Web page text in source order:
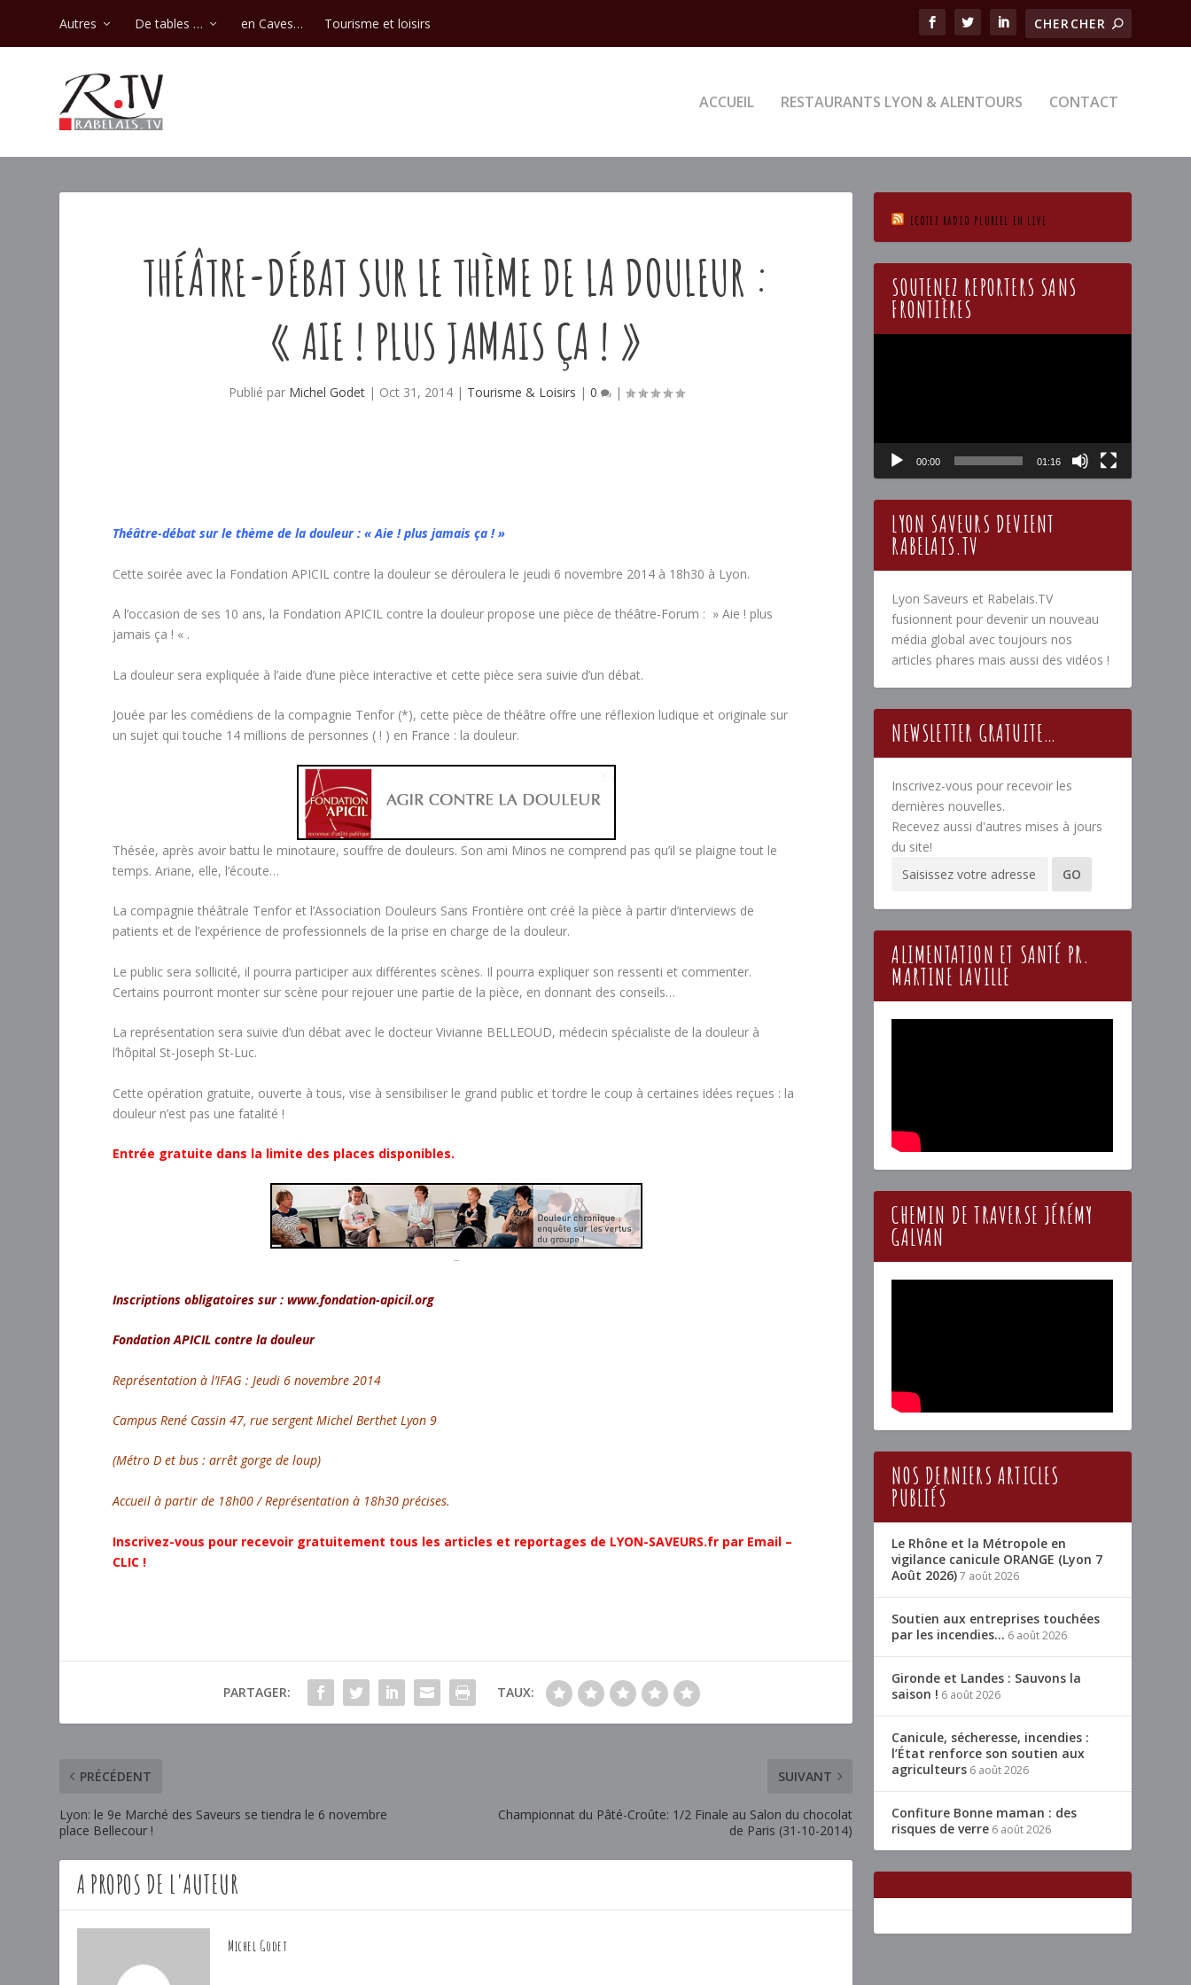
Autres De tables … en Caves… Tourisme et loisirs
ACCUEIL RESTAURANTS LYON & ALENTOURS CONTACT
THÉÂTRE-DÉBAT SUR LE THÈME DE LA DOULEUR :
« AIE ! PLUS JAMAIS ÇA ! »
Publié par Michel Godet| Oct 31, 2014| Tourisme & Loisirs | 0 |
Théâtre-débat sur le thème de la douleur : « Aie ! plus jamais ça ! »
Cette soirée avec la Fondation APICIL contre la douleur se déroulera le jeudi 6 novembre 2014 à 18h30 à Lyon.
A l’occasion de ses 10 ans, la Fondation APICIL contre la douleur propose une pièce de théâtre-Forum : » Aie ! plus
jamais ça ! « .
La douleur sera expliquée à l’aide d’une pièce interactive et cette pièce sera suivie d’un débat.
Jouée par les comédiens de la compagnie Tenfor (*), cette pièce de théâtre offre une réflexion ludique et originale sur
un sujet qui touche 14 millions de personnes ( ! ) en France : la douleur.
Thésée, après avoir battu le minotaure, souffre de douleurs. Son ami Minos ne comprend pas qu’il se plaigne tout le
temps. Ariane, elle, l’écoute…
La compagnie théâtrale Tenfor et l’Association Douleurs Sans Frontière ont créé la pièce à partir d’interviews de
patients et de l’expérience de professionnels de la prise en charge de la douleur.
Le public sera sollicité, il pourra participer aux différentes scènes. Il pourra expliquer son ressenti et commenter.
Certains pourront monter sur scène pour rejouer une partie de la pièce, en donnant des conseils…
La représentation sera suivie d’un débat avec le docteur Vivianne BELLEOUD, médecin spécialiste de la douleur à
l’hôpital St-Joseph St-Luc.
Cette opération gratuite, ouverte à tous, vise à sensibiliser le grand public et tordre le coup à certaines idées reçues : la
douleur n’est pas une fatalité !
Entrée gratuite dans la limite des places disponibles.
–
Inscriptions obligatoires sur : www.fondation-apicil.org
Fondation APICIL contre la douleur
Représentation à l’IFAG : Jeudi 6 novembre 2014
Campus René Cassin 47, rue sergent Michel Berthet Lyon 9
(Métro D et bus : arrêt gorge de loup)
Accueil à partir de 18h00 / Représentation à 18h30 précises.
Inscrivez-vous pour recevoir gratuitement tous les articles et reportages de LYON-SAVEURS.fr par Email –
CLIC !
PARTAGER: TAUX:
PRÉCÉDENT
Lyon: le 9e Marché des Saveurs se tiendra le 6 novembre
place Bellecour !
SUIVANT
Championnat du Pâté-Croûte: 1/2 Finale au Salon du chocolat
de Paris (31-10-2014)
A PROPOS DE L'AUTEUR
Michel Godet
ECOTEZ RADIO PLURIEL EN LIVE
SOUTENEZ REPORTERS SANS
FRONTIÈRES
00:00 01:16
LYON SAVEURS DEVIENT
RABELAIS.TV
Lyon Saveurs et Rabelais.TV
fusionnent pour devenir un nouveau
média global avec toujours nos
articles phares mais aussi des vidéos !
NEWSLETTER GRATUITE…
Inscrivez-vous pour recevoir les
dernières nouvelles.
Recevez aussi d'autres mises à jours
du site!
ALIMENTATION ET SANTÉ PR.
MARTINE LAVILLE
CHEMIN DE TRAVERSE JÉRÉMY
GALVAN
NOS DERNIERS ARTICLES
PUBLIÉS
Le Rhône et la Métropole en
vigilance canicule ORANGE (Lyon 7
Août 2026)7 août 2026
Soutien aux entreprises touchées
par les incendies… 6 août 2026
Gironde et Landes : Sauvons la
saison ! 6 août 2026
Canicule, sécheresse, incendies :
l’État renforce son soutien aux
agriculteurs 6 août 2026
Confiture Bonne maman : des
risques de verre 6 août 2026